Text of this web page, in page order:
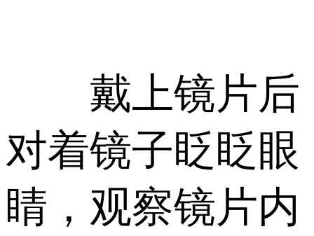
戴上镜片后
对着镜子眨眨眼
睛，观察镜片内